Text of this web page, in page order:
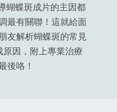
蝴蝶斑成片的主因都
最有關聯！這就給面
友解析蝴蝶斑的常見
因，附上專業治療
後咯！